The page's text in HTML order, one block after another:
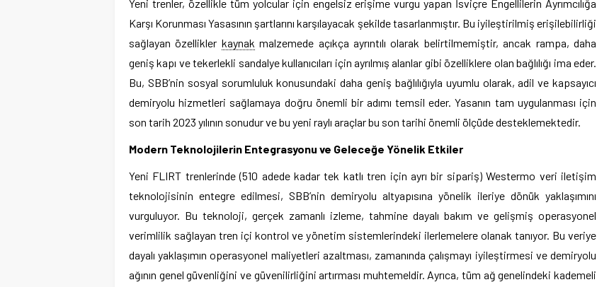
Yeni trenler, özellikle tüm yolcular için engelsiz erişime vurgu yapan İsviçre Engellilerin Ayrımcılığa
Karşı Korunması Yasasının şartlarını karşılayacak şekilde tasarlanmıştır. Bu iyileştirilmiş erişilebilirliği
sağlayan özellikler kaynak malzemede açıkça ayrıntılı olarak belirtilmemiştir, ancak rampa, daha
geniş kapı ve tekerlekli sandalye kullanıcıları için ayrılmış alanlar gibi özelliklere olan bağlılığı ima eder.
Bu, SBB’nin sosyal sorumluluk konusundaki daha geniş bağlılığıyla uyumlu olarak, adil ve kapsayıcı
demiryolu hizmetleri sağlamaya doğru önemli bir adımı temsil eder. Yasanın tam uygulanması için
son tarih 2023 yılının sonudur ve bu yeni raylı araçlar bu son tarihi önemli ölçüde desteklemektedir.
Modern Teknolojilerin Entegrasyonu ve Geleceğe Yönelik Etkiler
Yeni FLIRT trenlerinde (510 adede kadar tek katlı tren için ayrı bir sipariş) Westermo veri iletişim
teknolojisinin entegre edilmesi, SBB’nin demiryolu altyapısına yönelik ileriye dönük yaklaşımını
vurguluyor. Bu teknoloji, gerçek zamanlı izleme, tahmine dayalı bakım ve gelişmiş operasyonel
verimlilik sağlayan tren içi kontrol ve yönetim sistemlerindeki ilerlemelere olanak tanıyor. Bu veriye
dayalı yaklaşımın operasyonel maliyetleri azaltması, zamanında çalışmayı iyileştirmesi ve demiryolu
ağının genel güvenliğini ve güvenilirliğini artırması muhtemeldir. Ayrıca, tüm ağ genelindeki kademeli